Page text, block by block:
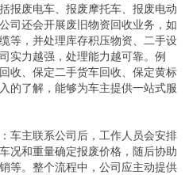
报废电车、报废摩托车、报废电动
司还会开展废旧物资回收业务，如
等，并处理库存积压物资、二手设
实力越强，处理能力越可靠。例
收、保定二手货车回收、保定黄标
的了解，能够为车主提供一站式服
车主联系公司后，工作人员会安排
况和重量确定报废价格，随后协助
等。整个流程中，公司应主动提供